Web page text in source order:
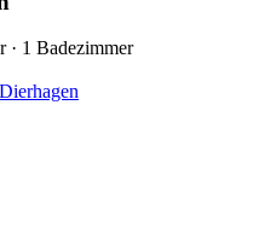
· 1 Badezimmer